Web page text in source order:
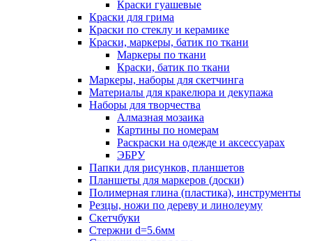
Краски гуашевые
Краски для грима
Краски по стеклу и керамике
Краски, маркеры, батик по ткани
Маркеры по ткани
Краски, батик по ткани
Маркеры, наборы для скетчинга
Материалы для кракелюра и декупажа
Наборы для творчества
Алмазная мозаика
Картины по номерам
Раскраски на одежде и аксессуарах
ЭБРУ
Папки для рисунков, планшетов
Планшеты для маркеров (доски)
Полимерная глина (пластика), инструменты
Резцы, ножи по дереву и линолеуму
Скетчбуки
Стержни d=5.6мм